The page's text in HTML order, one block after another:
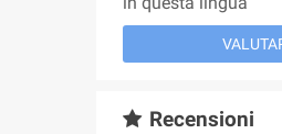
Recensioni